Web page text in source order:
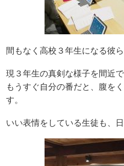
間もなく高校３年生になる彼ら
現３年生の真剣な様子を間近で
もうすぐ自分の番だと、腹を
す。
いい表情をしている生徒も、